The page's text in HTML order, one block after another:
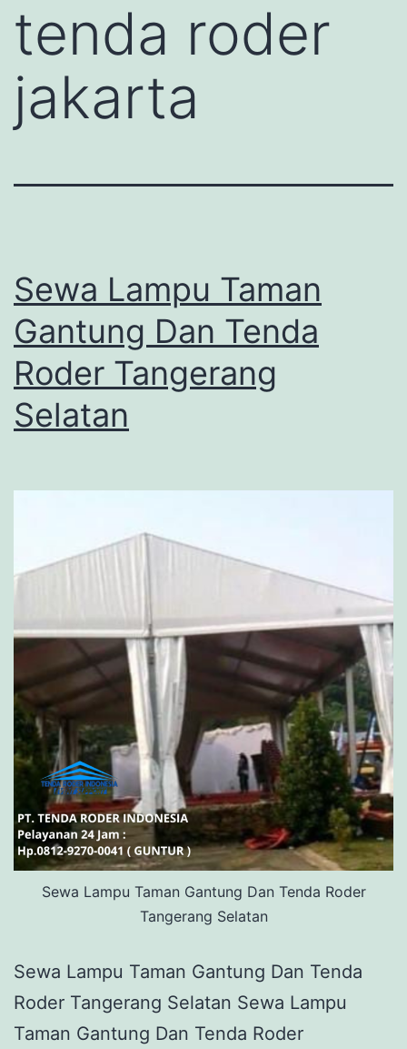
tenda roder
jakarta
Sewa Lampu Taman
Gantung Dan Tenda
Roder Tangerang
Selatan
Sewa Lampu Taman Gantung Dan Tenda Roder
Tangerang Selatan
Sewa Lampu Taman Gantung Dan Tenda
Roder Tangerang Selatan Sewa Lampu
Taman Gantung Dan Tenda Roder